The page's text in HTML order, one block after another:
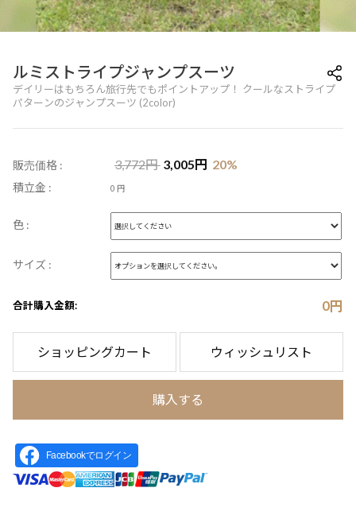
ルミストライプジャンプスーツ
デイリーはもちろん旅行先でもポイントアップ！ クールなストライプ
パターンのジャンプスーツ (2color)
販売価格 : 3,772円 3,005 円 20%
積立金 : 0 円
色 :
サイズ :
合計購入金額: 0円
ショッピングカート ウィッシュリスト
購入する
Facebookでログイン